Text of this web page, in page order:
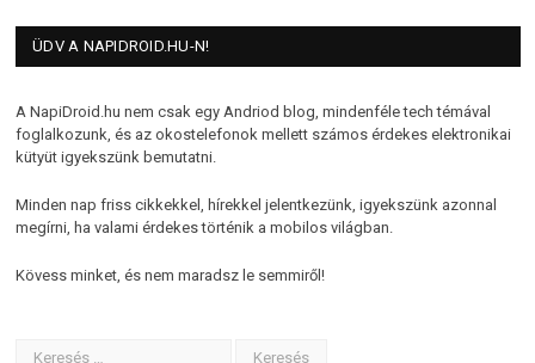
ÜDV A NAPIDROID.HU-N!
A NapiDroid.hu nem csak egy Andriod blog, mindenféle tech témával
foglalkozunk, és az okostelefonok mellett számos érdekes elektronikai
kütyüt igyekszünk bemutatni.
Minden nap friss cikkekkel, hírekkel jelentkezünk, igyekszünk azonnal
megírni, ha valami érdekes történik a mobilos világban.
Kövess minket, és nem maradsz le semmiről!